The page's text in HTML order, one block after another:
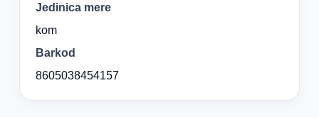
Jedinica mere
kom
Barkod
8605038454157